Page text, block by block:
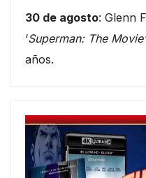
30 de agosto: Glenn
‘Superman: The Movie’
años.